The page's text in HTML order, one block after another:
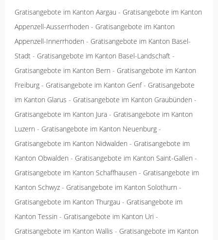
Gratisangebote im Kanton Aargau - Gratisangebote im Kanton
Appenzell-Ausserrhoden - Gratisangebote im Kanton
Appenzell-Innerrhoden - Gratisangebote im Kanton Basel-
Stadt - Gratisangebote im Kanton Basel-Landschaft -
Gratisangebote im Kanton Bern - Gratisangebote im Kanton
Freiburg - Gratisangebote im Kanton Genf- Gratisangebote
im Kanton Glarus - Gratisangebote im Kanton Graubünden -
Gratisangebote im Kanton Jura - Gratisangebote im Kanton
Luzern - Gratisangebote im Kanton Neuenburg -
Gratisangebote im Kanton Nidwalden - Gratisangebote im
Kanton Obwalden - Gratisangebote im Kanton Saint-Gallen -
Gratisangebote im Kanton Schaffhausen - Gratisangebote im
Kanton Schwyz - Gratisangebote im Kanton Solothurn -
Gratisangebote im Kanton Thurgau - Gratisangebote im
Kanton Tessin - Gratisangebote im Kanton Uri -
Gratisangebote im Kanton Wallis - Gratisangebote im Kanton